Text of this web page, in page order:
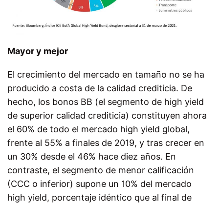
Mayor y mejor
El crecimiento del mercado en tamaño no se ha
producido a costa de la calidad crediticia. De
hecho, los bonos BB (el segmento de high yield
de superior calidad crediticia) constituyen ahora
el 60% de todo el mercado high yield global,
frente al 55% a finales de 2019, y tras crecer en
un 30% desde el 46% hace diez años. En
contraste, el segmento de menor calificación
(CCC o inferior) supone un 10% del mercado
high yield, porcentaje idéntico que al final de